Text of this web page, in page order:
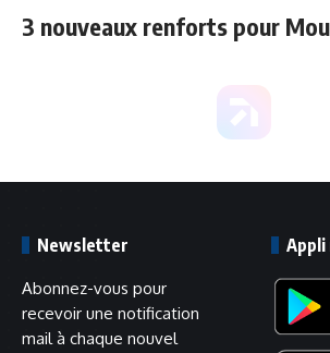
3 nouveaux renforts pour
Newsletter
Abonnez-vous pour
recevoir une notification
mail à chaque nouvel
Appli